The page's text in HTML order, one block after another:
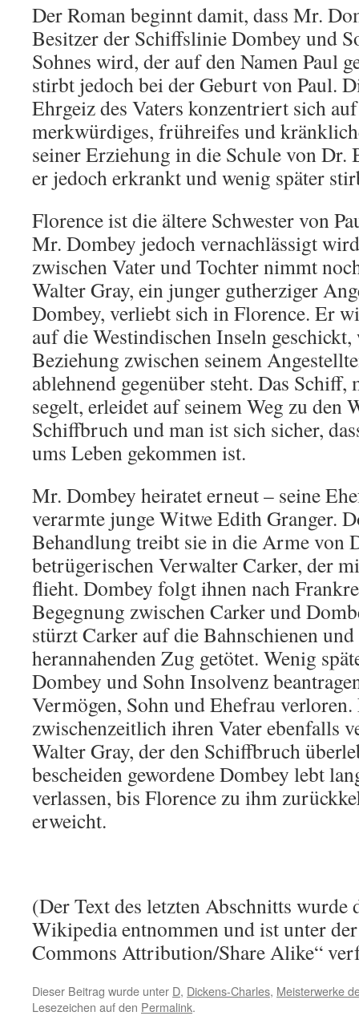
Der Roman beginnt damit, dass Mr.
Besitzer der Schiffslinie Dombey und
Sohnes wird, der auf den Namen Paul
stirbt jedoch bei der Geburt von Paul.
Ehrgeiz des Vaters konzentriert sich
merkwürdiges, frühreifes und
seiner Erziehung in die Schule von Dr.
er jedoch erkrankt und wenig später
Florence ist die ältere Schwester von
Mr. Dombey jedoch vernachlässigt
zwischen Vater und Tochter nimmt
Walter Gray, ein junger gutherziger
Dombey, verliebt sich in Florence. Er
auf die Westindischen Inseln
Beziehung zwischen seinem
ablehnend gegenüber steht. Das
segelt, erleidet auf seinem Weg zu den
Schiffbruch und man ist sich sicher,
ums Leben gekommen ist.
Mr. Dombey heiratet erneut – seine
verarmte junge Witwe Edith Granger.
Behandlung treibt sie in die Arme von
betrügerischen Verwalter Carker, der
flieht. Dombey folgt ihnen nach
Begegnung zwischen Carker und
stürzt Carker auf die Bahnschienen
herannahenden Zug getötet. Wenig
Dombey und Sohn Insolvenz
Vermögen, Sohn und Ehefrau verloren.
zwischenzeitlich ihren Vater ebenfalls
Walter Gray, der den Schiffbruch
bescheiden gewordene Dombey lebt
verlassen, bis Florence zu ihm
erweicht.
(Der Text des letzten Abschnitts wurde
Wikipedia entnommen und ist unter
Commons Attribution/Share Alike“
Dieser Beitrag wurde unter D, Dickens-Charles, Meisterwerke
Lesezeichen auf den Permalink.